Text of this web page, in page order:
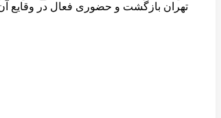
تهران بازگشت و حضوری فعال در وقایع